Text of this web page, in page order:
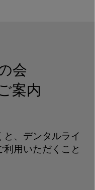
会
案内
、デンタルライ
利用いただくこと